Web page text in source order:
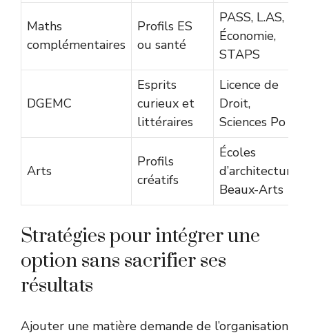
Maths
complémentaires
Profils ES
ou santé
PASS, L.AS,
Économie,
STAPS
DGEMC
Esprits
curieux et
littéraires
Licence de
Droit,
Sciences Po
Arts
Profils
créatifs
Écoles
d’architecture,
Beaux-Arts
Stratégies pour intégrer une
option sans sacrifier ses
résultats
Ajouter une matière demande de l’organisation